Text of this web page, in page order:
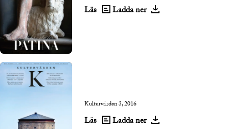
Läs Ladda ner
Kulturvärden 3, 2016
Läs Ladda ner